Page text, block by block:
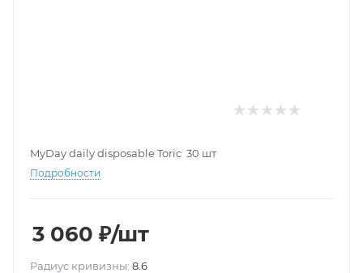
MyDay daily disposable Toric 30 шт
Подробности
3 060 ₽/шт
Pадиус кривизны: 8.6